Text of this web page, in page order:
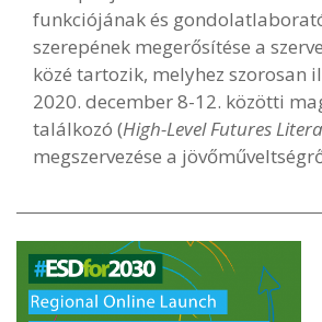
funkciójának és
szerepének megerősítése a
közé tartozik, melyhez szorosan
2020. december 8-12. közötti
találkozó (High-Level Futures
megszervezése a